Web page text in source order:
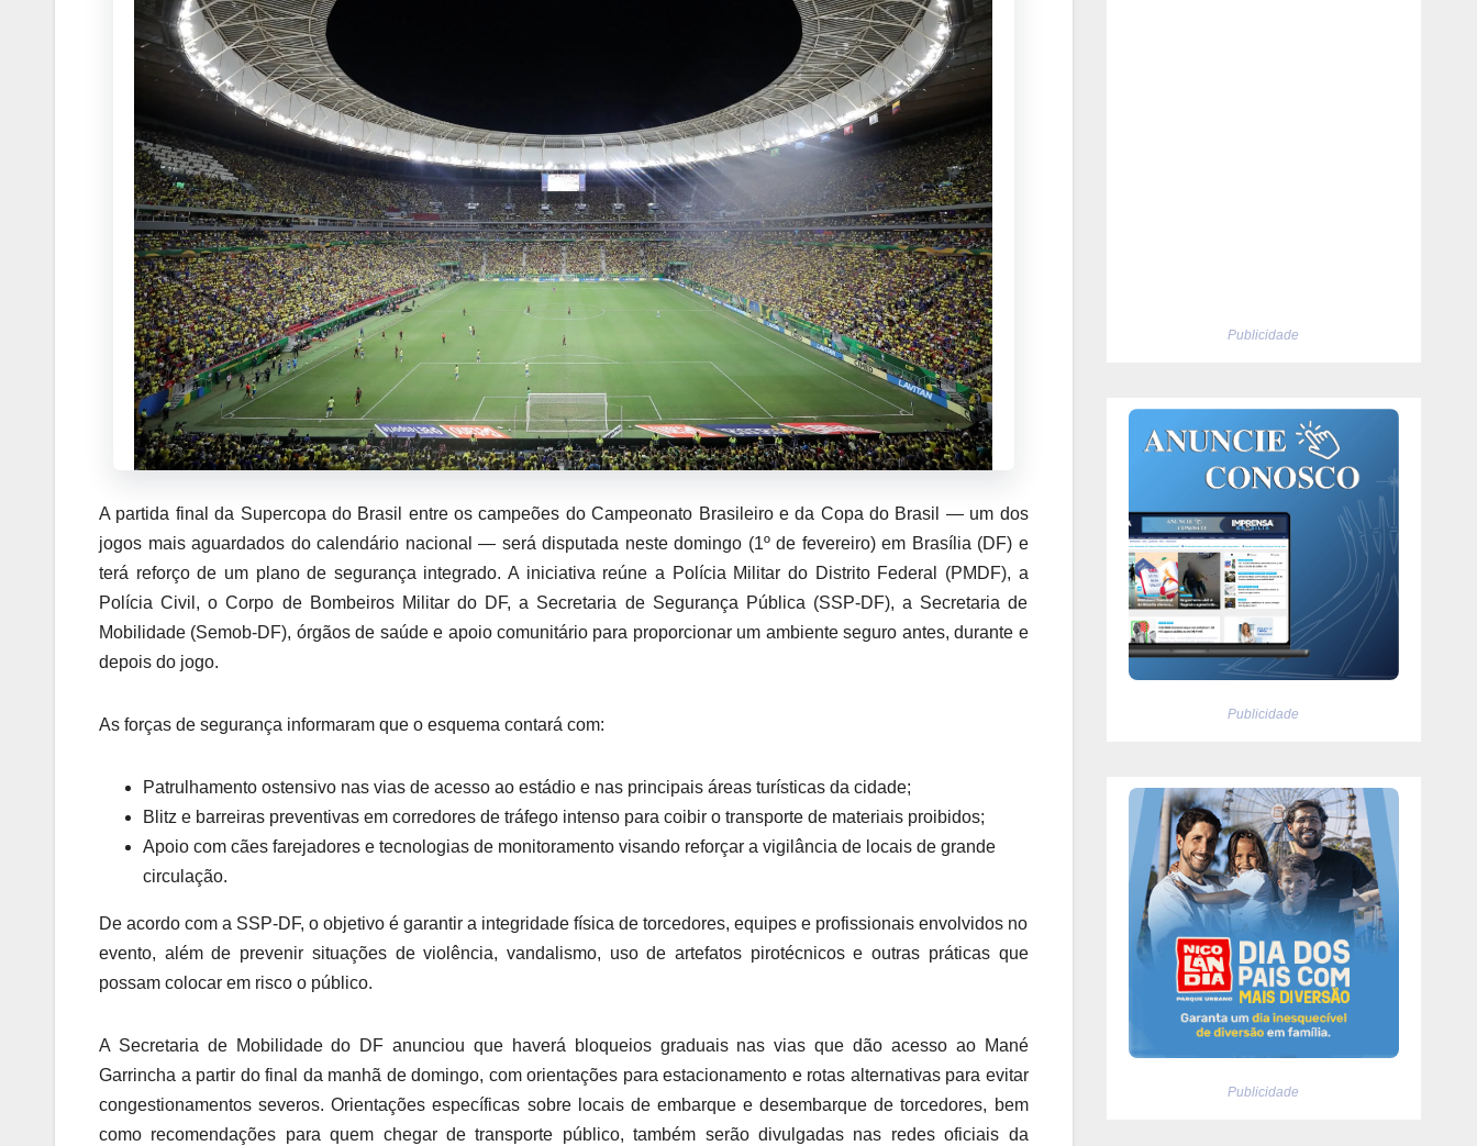
A partida final da Supercopa do Brasil entre os campeões do Campeonato Brasileiro e da Copa do Brasil — um dos
jogos mais aguardados do calendário nacional — será disputada neste domingo (1º de fevereiro) em Brasília (DF) e
terá reforço de um plano de segurança integrado. A iniciativa reúne a Polícia Militar do Distrito Federal (PMDF), a
Polícia Civil, o Corpo de Bombeiros Militar do DF, a Secretaria de Segurança Pública (SSP-DF), a Secretaria de
Mobilidade (Semob-DF), órgãos de saúde e apoio comunitário para proporcionar um ambiente seguro antes, durante e
depois do jogo.
As forças de segurança informaram que o esquema contará com:
Patrulhamento ostensivo nas vias de acesso ao estádio e nas principais áreas turísticas da cidade;
Blitz e barreiras preventivas em corredores de tráfego intenso para coibir o transporte de materiais proibidos;
Apoio com cães farejadores e tecnologias de monitoramento visando reforçar a vigilância de locais de grande
circulação.
De acordo com a SSP-DF, o objetivo é garantir a integridade física de torcedores, equipes e profissionais envolvidos no
evento, além de prevenir situações de violência, vandalismo, uso de artefatos pirotécnicos e outras práticas que
possam colocar em risco o público.
A Secretaria de Mobilidade do DF anunciou que haverá bloqueios graduais nas vias que dão acesso ao Mané
Garrincha a partir do final da manhã de domingo, com orientações para estacionamento e rotas alternativas para evitar
congestionamentos severos. Orientações específicas sobre locais de embarque e desembarque de torcedores, bem
como recomendações para quem chegar de transporte público, também serão divulgadas nas redes oficiais da
Publicidade
Publicidade
Publicidade